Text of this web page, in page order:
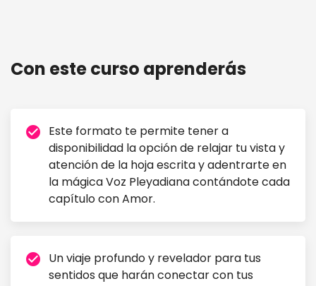
Con este curso aprenderás
check_circle Este formato te permite tener a
disponibilidad la opción de relajar tu vista y
atención de la hoja escrita y adentrarte en
la mágica Voz Pleyadiana contándote cada
capítulo con Amor.
check_circle Un viaje profundo y revelador para tus
sentidos que harán conectar con tus